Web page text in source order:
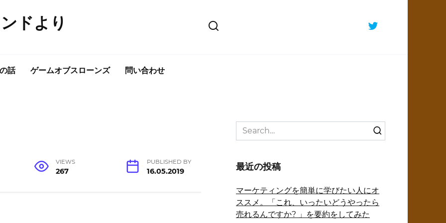
ドより
話 ゲームオブスローンズ 問い合わせ
VIEWS
267
PUBLISHED BY
16.05.2019
Search
for:
最近の投稿
マーケティングを簡単に学びたい人にオ
ススメ。「これ、いったいどうやったら
売れるんですか? 」を要約をしてみた